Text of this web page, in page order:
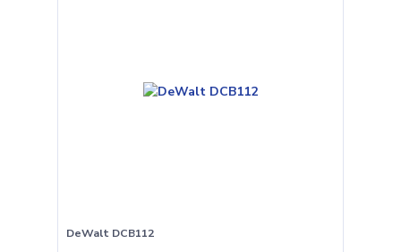
DeWalt DCB112